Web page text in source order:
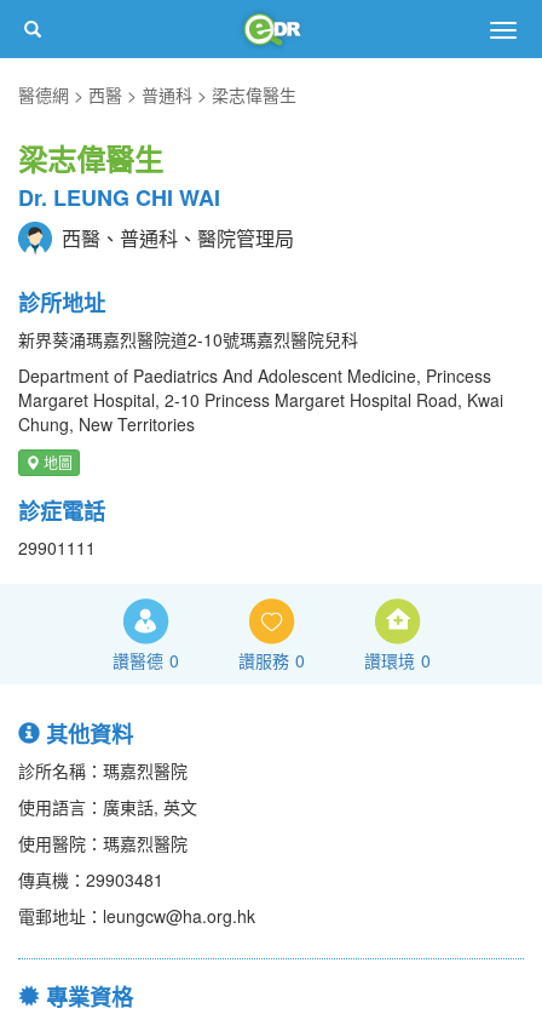
醫德網
西醫 普通科 梁志偉醫生
梁志偉醫生
Dr. LEUNG CHI WAI
西醫、普通科、醫院管理局
診所地址
新界葵涌瑪嘉烈醫院道2-10號瑪嘉烈醫院兒科
Department of Paediatrics And Adolescent Medicine, Princess
Margaret Hospital, 2-10 Princess Margaret Hospital Road, Kwai
Chung, New Territories
地圖
診症電話
29901111
讚醫德 0 讚服務 0 讚環境 0
其他資料
診所名稱：瑪嘉烈醫院
使用語言：廣東話, 英文
使用醫院：瑪嘉烈醫院
傳真機：29903481
電郵地址：leungcw@ha.org.hk
專業資格